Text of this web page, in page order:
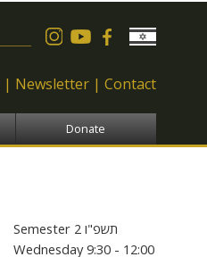
Newsletter Contact
Donate
Semester 2 תשפ"ו
Wednesday 9:30 - 12:00